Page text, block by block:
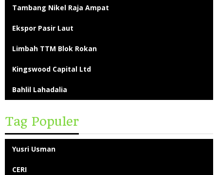
Tambang Nikel Raja Ampat
Ekspor Pasir Laut
Limbah TTM Blok Rokan
Kingswood Capital Ltd
Bahlil Lahadalia
Tag Populer
Yusri Usman
CERI